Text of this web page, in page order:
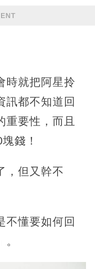
時就把阿星拎
訊都不知道回
重要性，而且
錢！
，但又幹不
不懂要如何回